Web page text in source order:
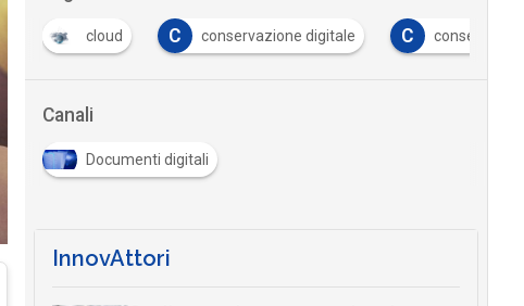
cloud C conservazione digitale C
Canali
Documenti digitali
InnovAttori